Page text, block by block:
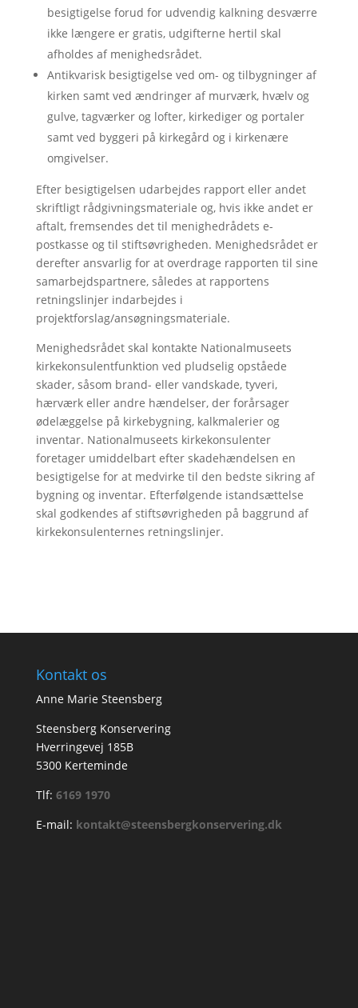
besigtigelse forud for udvendig kalkning desværre
ikke længere er gratis, udgifterne hertil skal
afholdes af menighedsrådet.
Antikvarisk besigtigelse ved om- og tilbygninger af
kirken samt ved ændringer af murværk, hvælv og
gulve, tagværker og lofter, kirkediger og portaler
samt ved byggeri på kirkegård og i kirkenære
omgivelser.
Efter besigtigelsen udarbejdes rapport eller andet
skriftligt rådgivningsmateriale og, hvis ikke andet er
aftalt, fremsendes det til menighedrådets e-
postkasse og til stiftsøvrigheden. Menighedsrådet er
derefter ansvarlig for at overdrage rapporten til sine
samarbejdspartnere, således at rapportens
retningslinjer indarbejdes i
projektforslag/ansøgningsmateriale.
Menighedsrådet skal kontakte Nationalmuseets
kirkekonsulentfunktion ved pludselig opståede
skader, såsom brand- eller vandskade, tyveri,
hærværk eller andre hændelser, der forårsager
ødelæggelse på kirkebygning, kalkmalerier og
inventar. Nationalmuseets kirkekonsulenter
foretager umiddelbart efter skadehændelsen en
besigtigelse for at medvirke til den bedste sikring af
bygning og inventar. Efterfølgende istandsættelse
skal godkendes af stiftsøvrigheden på baggrund af
kirkekonsulenternes retningslinjer.
Kontakt os
Anne Marie Steensberg
Steensberg Konservering
Hverringevej 185B
5300 Kerteminde
Tlf: 6169 1970
E-mail: kontakt@steensbergkonservering.dk